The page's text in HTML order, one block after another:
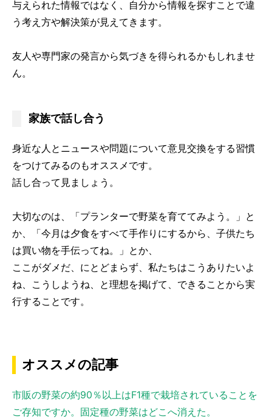
与えられた情報ではなく、自分から情報を探すことで違
う考え方や解決策が見えてきます。
友人や専門家の発言から気づきを得られるかもしれませ
ん。
家族で話し合う
身近な人とニュースや問題について意見交換をする習慣
をつけてみるのもオススメです。
話し合って見ましょう。
大切なのは、「プランターで野菜を育ててみよう。」と
か、「今月は夕食をすべて手作りにするから、子供たち
は買い物を手伝ってね。」とか、
ここがダメだ、にとどまらず、私たちはこうありたいよ
ね、こうしようね、と理想を掲げて、できることから実
行することです。
オススメの記事
市販の野菜の約90％以上はF1種で栽培されていることを
ご存知ですか。固定種の野菜はどこへ消えた。